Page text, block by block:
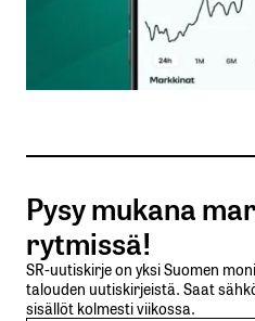
Totean vielä, että
pörssin rakenteesta on
kuka tahansa todeta
pörssiyhtiöiden
21.12.2024 at 10:07
Vastaa
Pysy mukana
rytmissä!
SR-uutiskirje on yksi Suomen
talouden uutiskirjeistä. Saat
sisällöt kolmesti viikossa.